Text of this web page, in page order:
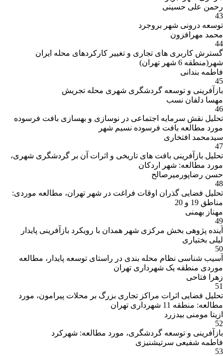
رحمن علی حسینی
43
توسعه درونی شهر بروجرد
محمد مهرافزون
44
گسترش کاربری های تجاری و تغییر کارکردهای محله ایران
شهر(منطقه 6 شهر تهران)
فاطمه بندانی
45
بازآفرینی و توسعه گردشگری شهری محله تجریش
مهسا دلفان نسب
46
تحلیل نقش سرمایه اجتماعی در نوسازی و بهسازی بافت فرسوده
مورد مطالعه بافت فرسوده نسیم شهر
سیدمحمد افتخاری
47
تحلیل بازآفرینی بافت های تاریخی و اثرات آن بر گردشگری شهری،
مورد مطالعه: شهر اردکان
حسن رضاپورمیرصالح
48
تحلیل فضایی گذران اوقات فراغت در شهر تهران، مطالعه موردی:
مناطق 19 و 20
مهناز بهمنی
49
آینده پژوهی بخش مرکزی شهر همدان با رویکرد بازآفرینی پایدار
لیلی بختیاری
50
آسیب شناسی نظام محله بندی در راستای توسعه پایدار، مطالعه
موردی منطقه یک شهرداری تهران
زهرا فتاحی
51
تحلیل فضایی اثرات مراکز تجاری بزرگ بر محلات پیرامون، مورد
مطالعه: منطقه 11 شهرداری تهران
ازیتا مومنی بیدزرد
52
بازآفرینی و توسعه گردشگری، مورد مطالعه: شهرکرد
فاطمه شفیعی سرتیشنیزی
53